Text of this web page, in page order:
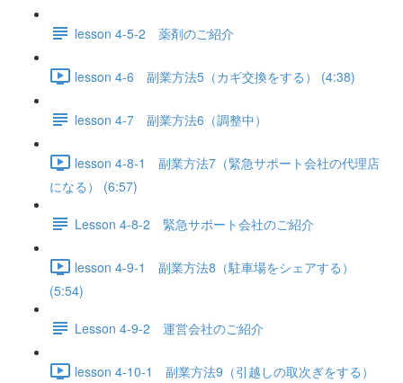
lesson 4-5-2 薬剤のご紹介
lesson 4-6 副業方法5（カギ交換をする） (4:38)
lesson 4-7 副業方法6（調整中）
lesson 4-8-1 副業方法7（緊急サポート会社の代理店
になる） (6:57)
Lesson 4-8-2 緊急サポート会社のご紹介
lesson 4-9-1 副業方法8（駐車場をシェアする）
(5:54)
Lesson 4-9-2 運営会社のご紹介
lesson 4-10-1 副業方法9（引越しの取次ぎをする）